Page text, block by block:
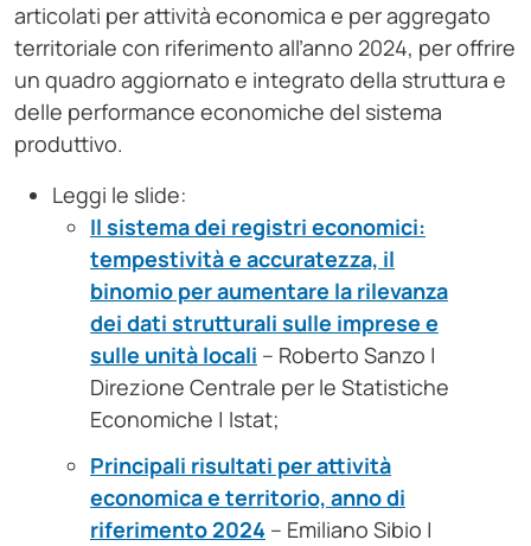
articolati per attività economica e per aggregato
territoriale con riferimento all’anno 2024, per offrire
un quadro aggiornato e integrato della struttura e
delle performance economiche del sistema
produttivo.
Leggi le slide:
Il sistema dei registri economici:
tempestività e accuratezza, il
binomio per aumentare la rilevanza
dei dati strutturali sulle imprese e
sulle unità locali – Roberto Sanzo |
Direzione Centrale per le Statistiche
Economiche | Istat;
Principali risultati per attività
economica e territorio, anno di
riferimento 2024 – Emiliano Sibio |